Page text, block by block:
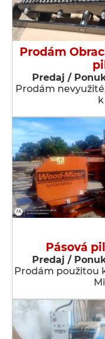
Prodám
Predaj /
Prodám
Pásová
Predaj /
Prodám použitou